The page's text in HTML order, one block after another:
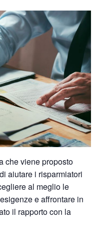
che viene proposto
aiutare i risparmiatori
al meglio le
e affrontare in
il rapporto con la